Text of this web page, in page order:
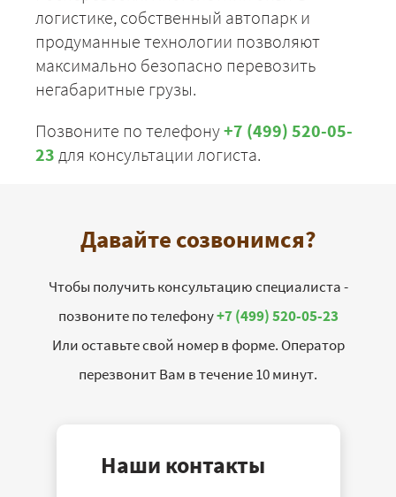
логистике, собственный автопарк и
продуманные технологии позволяют
максимально безопасно перевозить
негабаритные грузы.
Позвоните по телефону+7 (499) 520-05-
23 для консультации логиста.
Давайте созвонимся?
Чтобы получить консультацию специалиста -
позвоните по телефону+7 (499) 520-05-23
Или оставьте свой номер в форме. Оператор
перезвонит Вам в течение 10 минут.
Наши контакты